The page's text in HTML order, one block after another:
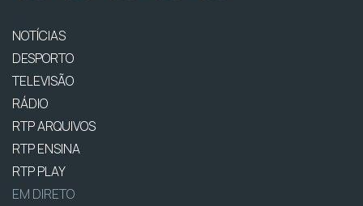
NOTÍCIAS
DESPORTO
TELEVISÃO
RÁDIO
RTP ARQUIVOS
RTP ENSINA
RTP PLAY
EM DIRETO